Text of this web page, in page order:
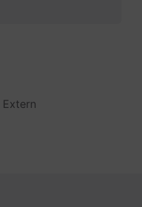
Extern